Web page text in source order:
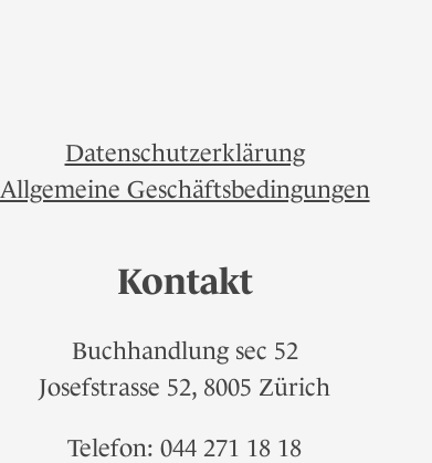
Datenschutzerklärung
Allgemeine Geschäftsbedingungen
Kontakt
Buchhandlung sec 52
Josefstrasse 52, 8005 Zürich
Telefon: 044 271 18 18